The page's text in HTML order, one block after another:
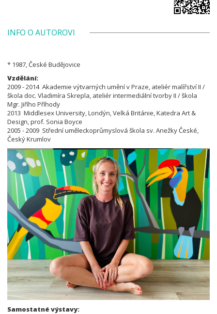
INFO O AUTOROVI
* 1987, České Budějovice
Vzdělání:
2009 - 2014 Akademie výtvarných umění v Praze, ateliér malířství II /
škola doc. Vladimíra Skrepla, ateliér intermediální tvorby II / škola
Mgr. Jiřího Příhody
2013 Middlesex University, Londýn, Velká Británie, Katedra Art &
Design, prof. Sonia Boyce
2005 - 2009 Střední uměleckoprůmyslová škola sv. Anežky České,
Český Krumlov
Samostatné výstavy: